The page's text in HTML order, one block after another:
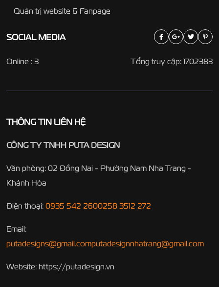
Quản trị website & Fanpage
SOCIAL MEDIA
Tổng truy cập: 1702383
Online : 3
THÔNG TIN LIÊN HỆ
CÔNG TY TNHH PUTA DESIGN
Văn phòng: 02 Đồng Nai - Phường Nam Nha Trang -
Khánh Hòa
Điện thoại: 0935 542 2600258 3512 272
Email:
putadesigns@gmail.computadesignnhatrang@gmail.com
Website: https://putadesign.vn